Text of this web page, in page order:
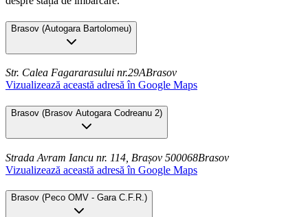
Brasov (Autogara Bartolomeu)
Str. Calea Fagararasului nr.29ABrasov
Vizualizează această adresă în Google Maps
Brasov (Brasov Autogara Codreanu 2)
Strada Avram Iancu nr. 114, Brașov 500068Brasov
Vizualizează această adresă în Google Maps
Brasov (Peco OMV - Gara C.F.R.)